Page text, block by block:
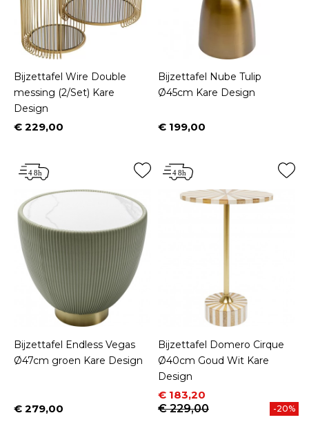
Bijzettafel Wire Double
messing (2/Set) Kare
Design
Prijs
€ 229,00
Bijzettafel Nube Tulip
Ø45cm Kare Design
Prijs
€ 199,00
Bijzettafel Endless Vegas
Ø47cm groen Kare Design
Prijs
€ 279,00
Bijzettafel Domero Cirque
Ø40cm Goud Wit Kare
Design
Prijs
€ 183,20
Normale prijs
€ 229,00
-20%